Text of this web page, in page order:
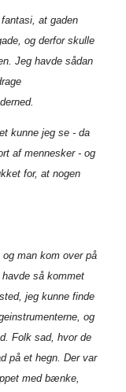
at gaden
og derfor skulle
Jeg havde sådan
kunne jeg se - da
af mennesker - og
for, at nogen
man kom over på
så kommet
jeg kunne finde
og
Folk sad, hvor de
på et hegn. Der var
med bænke,